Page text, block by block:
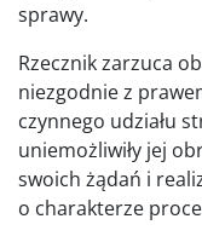
sprawy.
Rzecznik zarzuca
niezgodnie z
czynnego udziału
uniemożliwiły jej
swoich żądań i
o charakterze